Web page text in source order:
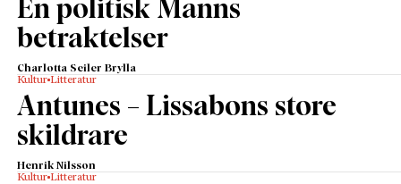
En politisk Manns
betraktelser
Charlotta Seiler Brylla
Kultur Litteratur
Antunes – Lissabons store
skildrare
Henrik Nilsson
Kultur Litteratur